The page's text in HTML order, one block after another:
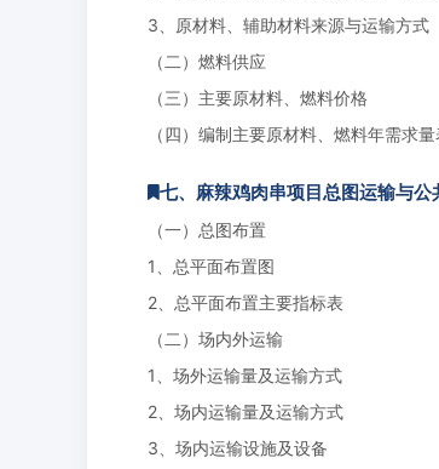
3、原材料、辅助材料来源与运输方式
（二）燃料供应
（三）主要原材料、燃料价格
（四）编制主要原材料、燃料年需求量
七、麻辣鸡肉串项目总图运输与公
（一）总图布置
1、总平面布置图
2、总平面布置主要指标表
（二）场内外运输
1、场外运输量及运输方式
2、场内运输量及运输方式
3、场内运输设施及设备